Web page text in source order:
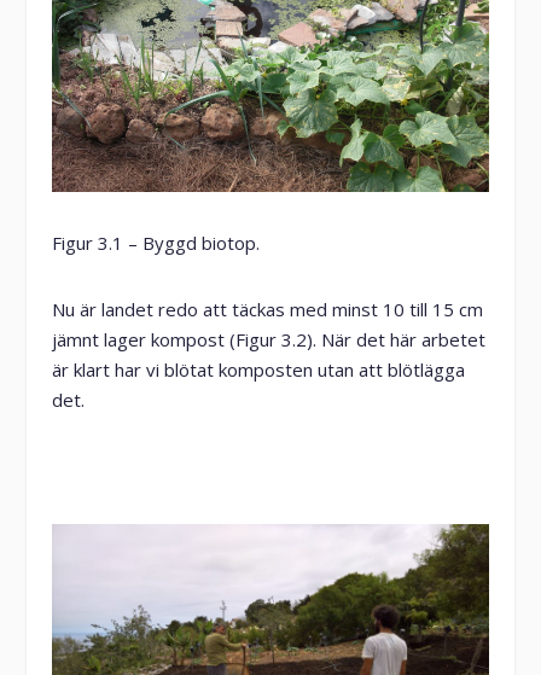
Figur 3.1 – Byggd biotop.
Nu är landet redo att täckas med minst 10 till 15 cm
jämnt lager kompost (Figur 3.2). När det här arbetet
är klart har vi blötat komposten utan att blötlägga
det.